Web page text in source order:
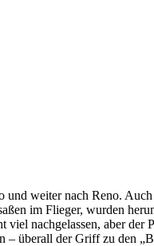
weiter nach Reno.
im Flieger, wurden
nachgelassen, aber der
überall der Griff zu den